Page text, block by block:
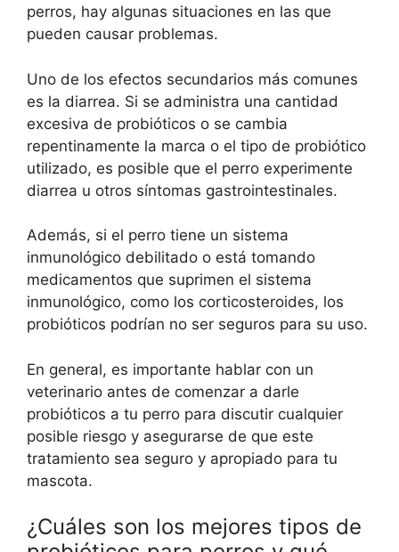
perros, hay algunas situaciones en las que
pueden causar problemas.
Uno de los efectos secundarios más comunes
es la diarrea. Si se administra una cantidad
excesiva de probióticos o se cambia
repentinamente la marca o el tipo de probiótico
utilizado, es posible que el perro experimente
diarrea u otros síntomas gastrointestinales.
Además, si el perro tiene un sistema
inmunológico debilitado o está tomando
medicamentos que suprimen el sistema
inmunológico, como los corticosteroides, los
probióticos podrían no ser seguros para su uso.
En general, es importante hablar con un
veterinario antes de comenzar a darle
probióticos a tu perro para discutir cualquier
posible riesgo y asegurarse de que este
tratamiento sea seguro y apropiado para tu
mascota.
¿Cuáles son los mejores tipos de